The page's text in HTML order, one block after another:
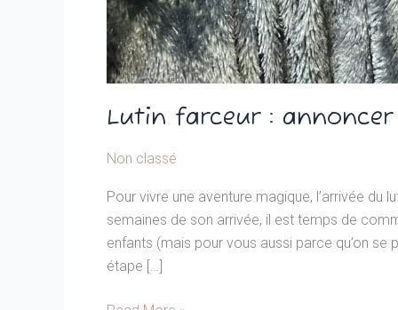
Lutin farceur :
Non classé
Pour vivre une aventure magique, l’arrivée du
semaines de son arrivée, il est temps de
enfants (mais pour vous aussi parce qu’on
étape […]